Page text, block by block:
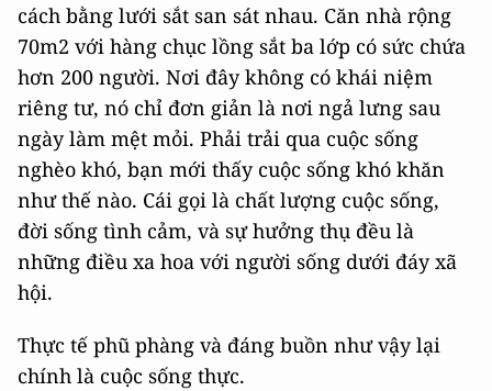
cách bằng lưới sắt san sát nhau. Căn nhà rộng
70m2 với hàng chục lồng sắt ba lớp có sức chứa
hơn 200 người. Nơi đây không có khái niệm
riêng tư, nó chỉ đơn giản là nơi ngả lưng sau
ngày làm mệt mỏi. Phải trải qua cuộc sống
nghèo khó, bạn mới thấy cuộc sống khó khăn
như thế nào. Cái gọi là chất lượng cuộc sống,
đời sống tình cảm, và sự hưởng thụ đều là
những điều xa hoa với người sống dưới đáy xã
hội.
Thực tế phũ phàng và đáng buồn như vậy lại
chính là cuộc sống thực.